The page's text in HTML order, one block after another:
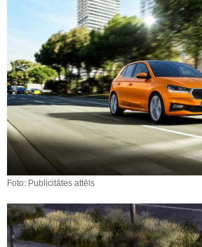
Foto: Publicitātes attēls